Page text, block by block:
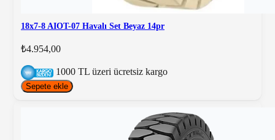
18x7-8 AIOT-07 Havalı Set Beyaz 14pr
₺4.954,00
1000 TL üzeri ücretsiz kargo
Sepete ekle